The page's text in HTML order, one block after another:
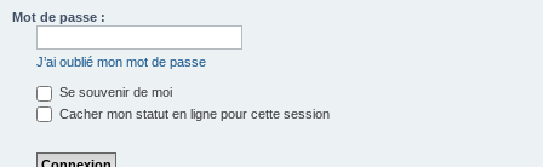
Mot de passe :
J’ai oublié mon mot de passe
Se souvenir de moi
Cacher mon statut en ligne pour cette session